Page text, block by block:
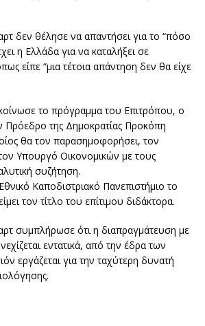
δεν θέλησε να απαντήσει για το “πόσο
η Ελλάδα για να καταλήξει σε
είπε “μια τέτοια απάντηση δεν θα είχε
το πρόγραμμα του Επιτρόπου, ο
Πρόεδρο της Δημοκρατίας Προκόπη
θα τον παρασημοφορήσει, τον
Υπουργό Οικονομικών με τους
συζήτηση.
Καποδιστριακό Πανεπιστήμιο το
τον τίτλο του επίτιμου διδάκτορα.
συμπλήρωσε ότι η διαπραγμάτευση με
εντατικά, από την έδρα των
εργάζεται για την ταχύτερη δυνατή